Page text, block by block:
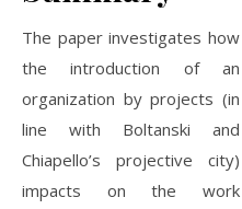
The paper investigates how
the introduction of an
organization by projects (in
line with Boltanski and
Chiapello’s projective city)
impacts on the work